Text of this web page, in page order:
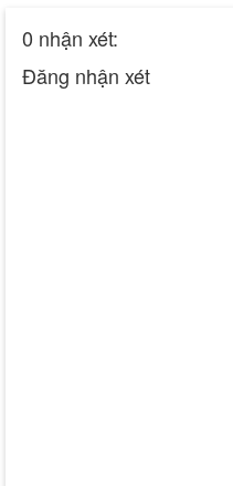
0 nhận xét:
Đăng nhận xét